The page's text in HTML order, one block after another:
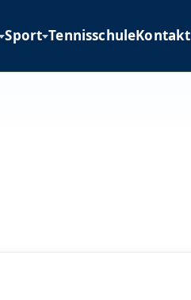
Sport TennisschuleKontakt